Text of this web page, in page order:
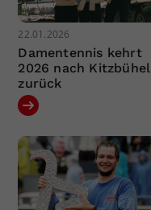
22.01.2026
Damentennis kehrt
2026 nach Kitzbühel
zurück